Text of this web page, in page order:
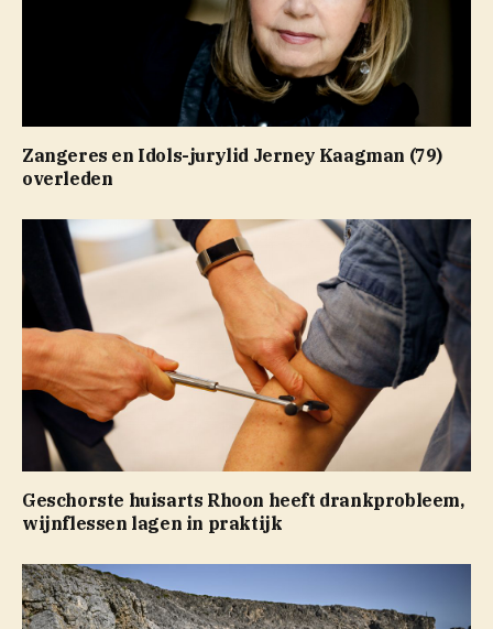
Zangeres en Idols-jurylid Jerney Kaagman (79)
overleden
Geschorste huisarts Rhoon heeft drankprobleem,
wijnflessen lagen in praktijk